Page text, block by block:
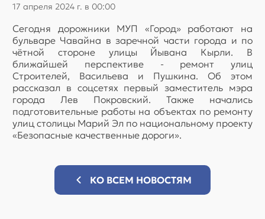
17 апреля 2024 г. в 00:00
Сегодня дорожники МУП «Город» работают на
бульваре Чавайна в заречной части города и по
чётной стороне улицы Йывана Кырли. В
ближайшей перспективе - ремонт улиц
Строителей, Васильева и Пушкина. Об этом
рассказал в соцсетях первый заместитель мэра
города Лев Покровский. Также начались
подготовительные работы на объектах по ремонту
улиц столицы Марий Эл по национальному проекту
«Безопасные качественные дороги».
КО ВСЕМ НОВОСТЯМ